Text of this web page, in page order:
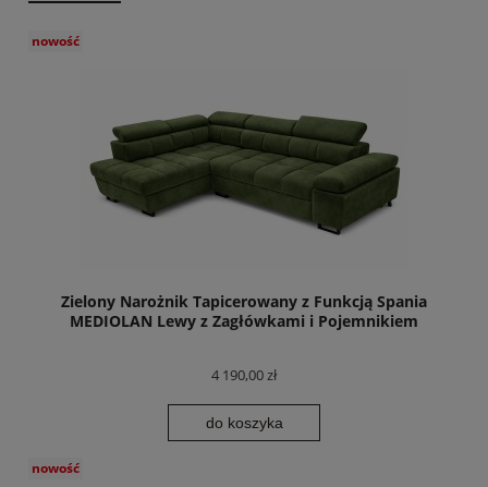
Zielony Narożnik Tapicerowany z Funkcją Spania
MEDIOLAN Lewy z Zagłówkami i Pojemnikiem
4 190,00 zł
do koszyka
nowość
nowość